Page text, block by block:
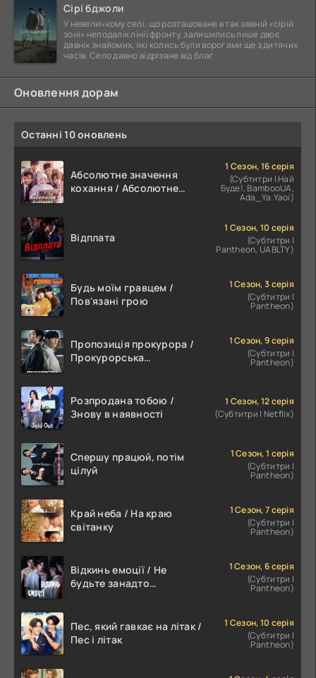
Сірі бджоли
У невеличкому селі, що розташоване в так званій «сірій
зоні» неподалік лінії фронту, залишились лише двоє
давніх знайомих, які колись були ворогами ще з дитячих
часів. Село давно відрізане від благ
Оновлення дорам
Останні 10 оновлень
Абсолютне значення
кохання / Абсолютне
1 Сезон, 16 серія
(Субтитри | Най
Буде!, BambooUA,
Ada_Ya.Yaoi)
Відплата
1 Сезон, 10 серія
(Субтитри |
Pantheon, UABLTY)
Будь моїм гравцем /
Пов'язані грою
1 Сезон, 3 серія
(Субтитри |
Pantheon)
Пропозиція прокурора /
Прокурорська
1 Сезон, 9 серія
(Субтитри |
Pantheon)
Розпродана тобою /
Знову в наявності
1 Сезон, 12 серія
(Субтитри | Netflix)
Спершу працюй, потім
цілуй
1 Сезон, 1 серія
(Субтитри |
Pantheon)
Край неба / На краю
світанку
1 Сезон, 7 серія
(Субтитри |
Pantheon)
Відкинь емоції / Не
будьте занадто
1 Сезон, 6 серія
(Субтитри |
Pantheon)
Пес, який гавкає на літак /
Пес і літак
1 Сезон, 10 серія
(Субтитри |
Pantheon)